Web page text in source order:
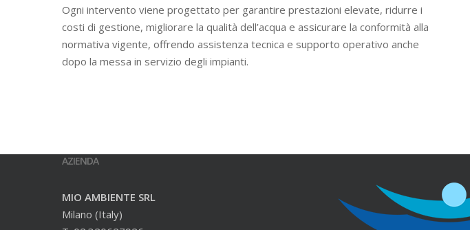
Ogni intervento viene progettato per garantire prestazioni elevate, ridurre i
costi di gestione, migliorare la qualità dell’acqua e assicurare la conformità alla
normativa vigente, offrendo assistenza tecnica e supporto operativo anche
dopo la messa in servizio degli impianti.
AZIENDA
MIO AMBIENTE SRL
Milano (Italy)